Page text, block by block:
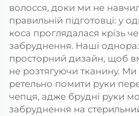
волосся, доки ми не
правильній підготовці: у
коса проглядалася крізь
забруднення. Наші
просторний дизайн, щоб
не розтягуючи тканину.
ретельно помити руки
чепця, адже брудні руки
забруднення на